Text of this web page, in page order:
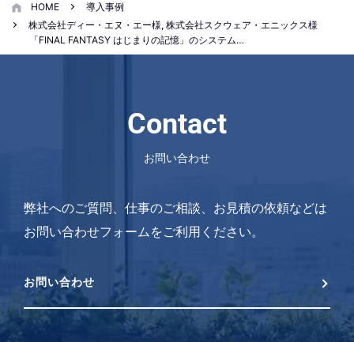
HOME
導入事例
株式会社ディー・エヌ・エー様, 株式会社スクウェア・エニックス様
「FINAL FANTASY はじまりの記憶」のシステム…
Contact
お問い合わせ
弊社へのご質問、仕事のご相談、お見積の依頼などは
お問い合わせフォームをご利用ください。
お問い合わせ